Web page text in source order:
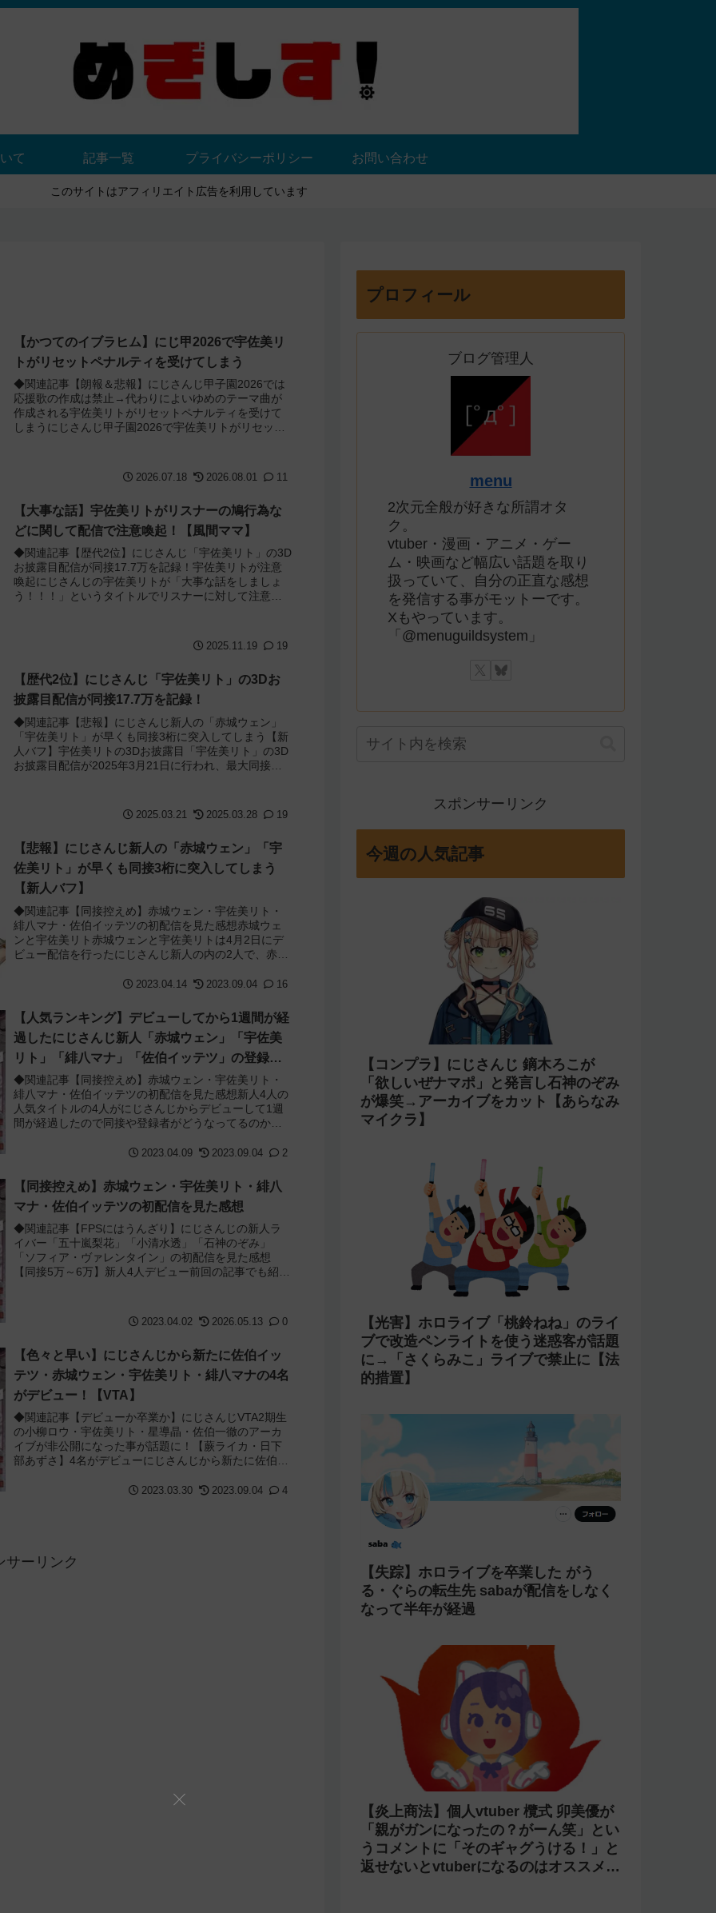
て 記事一覧 プライバシーポリシー お問い合わせ
このサイトはアフィリエイト広告を利用しています
【かつてのイブラヒム】にじ甲2026で宇佐美リ
トがリセットペナルティを受けてしまう
◆関連記事【朗報＆悲報】にじさんじ甲子園2026では
応援歌の作成は禁止→代わりによいゆめのテーマ曲が
作成される宇佐美リトがリセットペナルティを受けて
しまうにじさんじ甲子園2026で宇佐美リトがリセット
2026.07.18 2026.08.01 11
【大事な話】宇佐美リトがリスナーの鳩行為な
どに関して配信で注意喚起！【風間ママ】
◆関連記事【歴代2位】にじさんじ「宇佐美リト」の3D
お披露目配信が同接17.7万を記録！宇佐美リトが注意
喚起にじさんじの宇佐美リトが「大事な話をしましょ
う！！！」というタイトルでリスナーに対して注意喚
2025.11.19 19
【歴代2位】にじさんじ「宇佐美リト」の3Dお
披露目配信が同接17.7万を記録！
◆関連記事【悲報】にじさんじ新人の「赤城ウェン」
「宇佐美リト」が早くも同接3桁に突入してしまう【新
人バフ】宇佐美リトの3Dお披露目「宇佐美リト」の3D
お披露目配信が2025年3月21日に行われ、最大同接
2025.03.21 2025.03.28 19
【悲報】にじさんじ新人の「赤城ウェン」「宇
佐美リト」が早くも同接3桁に突入してしまう
【新人バフ】
◆関連記事【同接控えめ】赤城ウェン・宇佐美リト・
緋八マナ・佐伯イッテツの初配信を見た感想赤城ウェ
ンと宇佐美リト赤城ウェンと宇佐美リトは4月2日にデ
ビュー配信を行ったにじさんじ新人の内の2人で、赤城
2023.04.14 2023.09.04 16
【人気ランキング】デビューしてから1週間が経
過したにじさんじ新人「赤城ウェン」「宇佐美
リト」「緋八マナ」「佐伯イッテツ」の登録
者・同接・再生数を比較してみた
◆関連記事【同接控えめ】赤城ウェン・宇佐美リト・
緋八マナ・佐伯イッテツの初配信を見た感想新人4人の
人気タイトルの4人がにじさんじからデビューして1週
間が経過したので同接や登録者がどうなってるのか見
2023.04.09 2023.09.04 2
【同接控えめ】赤城ウェン・宇佐美リト・緋八
マナ・佐伯イッテツの初配信を見た感想
◆関連記事【FPSにはうんざり】にじさんじの新人ラ
イバー「五十嵐梨花」「小清水透」「石神のぞみ」
「ソフィア・ヴァレンタイン」の初配信を見た感想
【同接5万～6万】新人4人デビュー前回の記事でも紹介
2023.04.02 2026.05.13 0
【色々と早い】にじさんじから新たに佐伯イッ
テツ・赤城ウェン・宇佐美リト・緋八マナの4名
がデビュー！【VTA】
◆関連記事【デビューか卒業か】にじさんじVTA2期生
の小柳ロウ・宇佐美リト・星導晶・佐伯一徹のアーカ
イブが非公開になった事が話題に！【蕨ライカ・日下
部あずさ】4名がデビューにじさんじから新たに佐伯イ
2023.03.30 2023.09.04 4
サーリンク
プロフィール
ブログ管理人
menu
2次元全般が好きな所謂オタ
ク。
vtuber・漫画・アニメ・ゲー
ム・映画など幅広い話題を取り
扱っていて、自分の正直な感想
を発信する事がモットーです。
Xもやっています。
「@menuguildsystem」
スポンサーリンク
今週の人気記事
【コンプラ】にじさんじ 鏑木ろこが
「欲しいぜナマポ」と発言し石神のぞみ
が爆笑→アーカイブをカット【あらなみ
マイクラ】
【光害】ホロライブ「桃鈴ねね」のライ
ブで改造ペンライトを使う迷惑客が話題
に→「さくらみこ」ライブで禁止に【法
的措置】
【失踪】ホロライブを卒業した がう
る・ぐらの転生先 sabaが配信をしなく
なって半年が経過
【炎上商法】個人vtuber 欖式 卯美優が
「親がガンになったの？がーん笑」とい
うコメントに「そのギャグうける！」と
返せないとvtuberになるのはオススメし